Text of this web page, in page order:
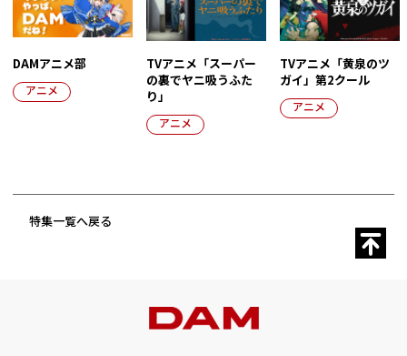
DAMアニメ部
アニメ
TVアニメ「スーパー
の裏でヤニ吸うふた
り」
アニメ
TVアニメ「黄泉のツ
ガイ」第2クール
アニメ
特集一覧へ戻る